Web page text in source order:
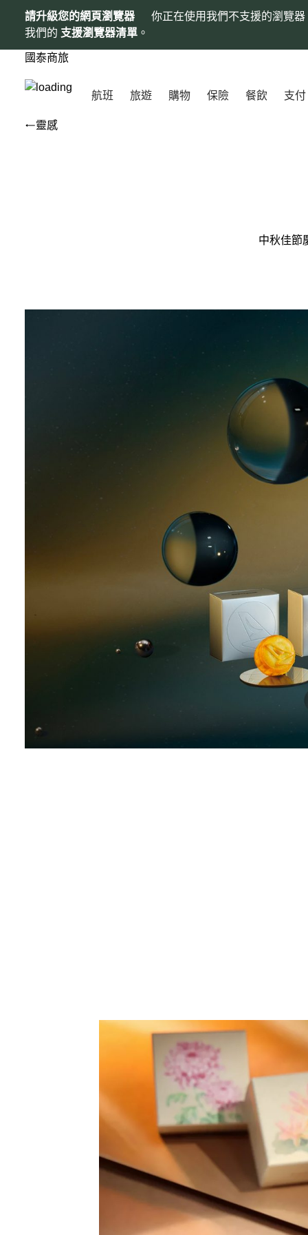
請升級您的網頁瀏覽器
你正在使用我們不支援的瀏覽
我們的 支援瀏覽器清單 。
國泰商旅
航班 旅遊 購物 保險 餐飲 支付
靈感
中秋佳節